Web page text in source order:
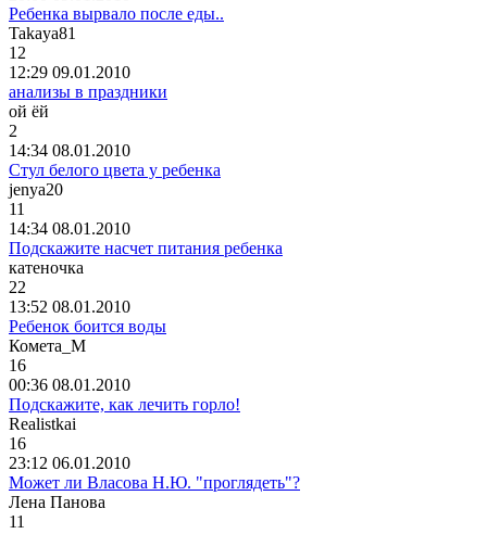
Ребенка вырвало после еды..
Takaya81
12
12:29 09.01.2010
анализы в праздники
ой ёй
2
14:34 08.01.2010
Стул белого цвета у ребенка
jenya20
11
14:34 08.01.2010
Подскажите насчет питания ребенка
катеночка
22
13:52 08.01.2010
Ребенок боится воды
Комета М
16
00:36 08.01.2010
Подскажите, как лечить горло!
Realistkai
16
23:12 06.01.2010
Может ли Власова Н.Ю. "проглядеть"?
Лена Панова
11